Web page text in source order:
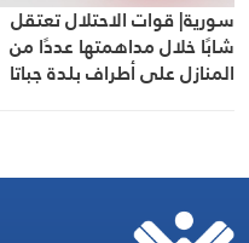
سورية| قوات الاحتلال تعتقل
شابًا خلال مداهمتها عددًا من
المنازل على أطراف بلدة جباتا